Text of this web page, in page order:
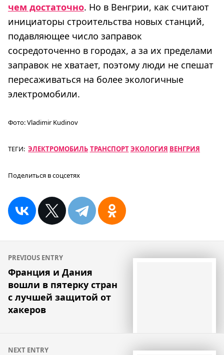
чем достаточно. Но в Венгрии, как считают
инициаторы строительства новых станций,
подавляющее число заправок
сосредоточенно в городах, а за их пределами
заправок не хватает, поэтому люди не спешат
пересаживаться на более экологичные
электромобили.
Фото:Vladimir Kudinov
ТЕГИ: ЭЛЕКТРОМОБИЛЬ ТРАНСПОРТЭКОЛОГИЯ ВЕНГРИЯ
Поделиться в соцсетях
Навигация
по
записям
PREVIOUS ENTRY
Франция и Дания
вошли в пятерку стран
с лучшей защитой от
хакеров
NEXT ENTRY